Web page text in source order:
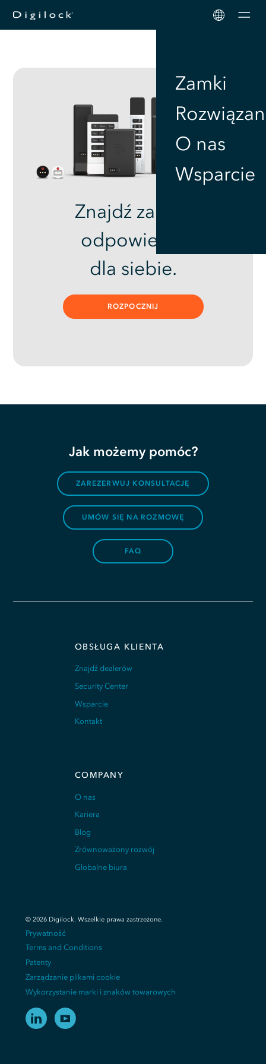
Zamki
O nas
Wsparcie
Znajdź zamek
odpowiedni
dla siebie.
ROZPOCZNIJ
Jak możemy pomóc?
ZAREZERWUJ KONSULTACJĘ
UMÓW SIĘ NA ROZMOWĘ
FAQ
OBSŁUGA KLIENTA
Znajdź dealerów
Security Center
Wsparcie
Kontakt
COMPANY
O nas
Kariera
Blog
Zrównoważony rozwój
Globalne biura
© 2026Digilock. Wszelkie prawa zastrzeżone.
Prywatność
Terms and Conditions
Patenty
Zarządzanie plikami cookie
Wykorzystanie marki i znaków towarowych